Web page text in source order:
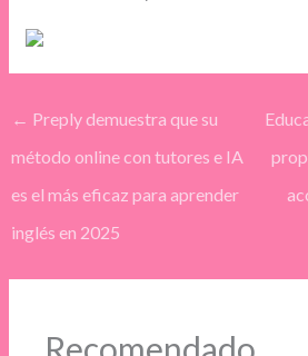
← Preply demuestra que su
método online con tutores e IA
es el más eficaz para aprender
inglés en 2025